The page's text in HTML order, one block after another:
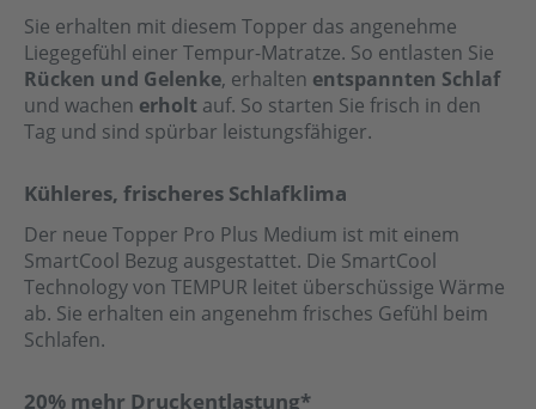
Sie erhalten mit diesem Topper das angenehme
Liegegefühl einer Tempur-Matratze. So entlasten Sie
Rücken und Gelenke, erhalten entspannten Schlaf
und wachen erholt auf. So starten Sie frisch in den
Tag und sind spürbar leistungsfähiger.
Kühleres, frischeres Schlafklima
Der neue Topper Pro Plus Medium ist mit einem
SmartCool Bezug ausgestattet. Die SmartCool
Technology von TEMPUR leitet überschüssige Wärme
ab. Sie erhalten ein angenehm frisches Gefühl beim
Schlafen.
20% mehr Druckentlastung*